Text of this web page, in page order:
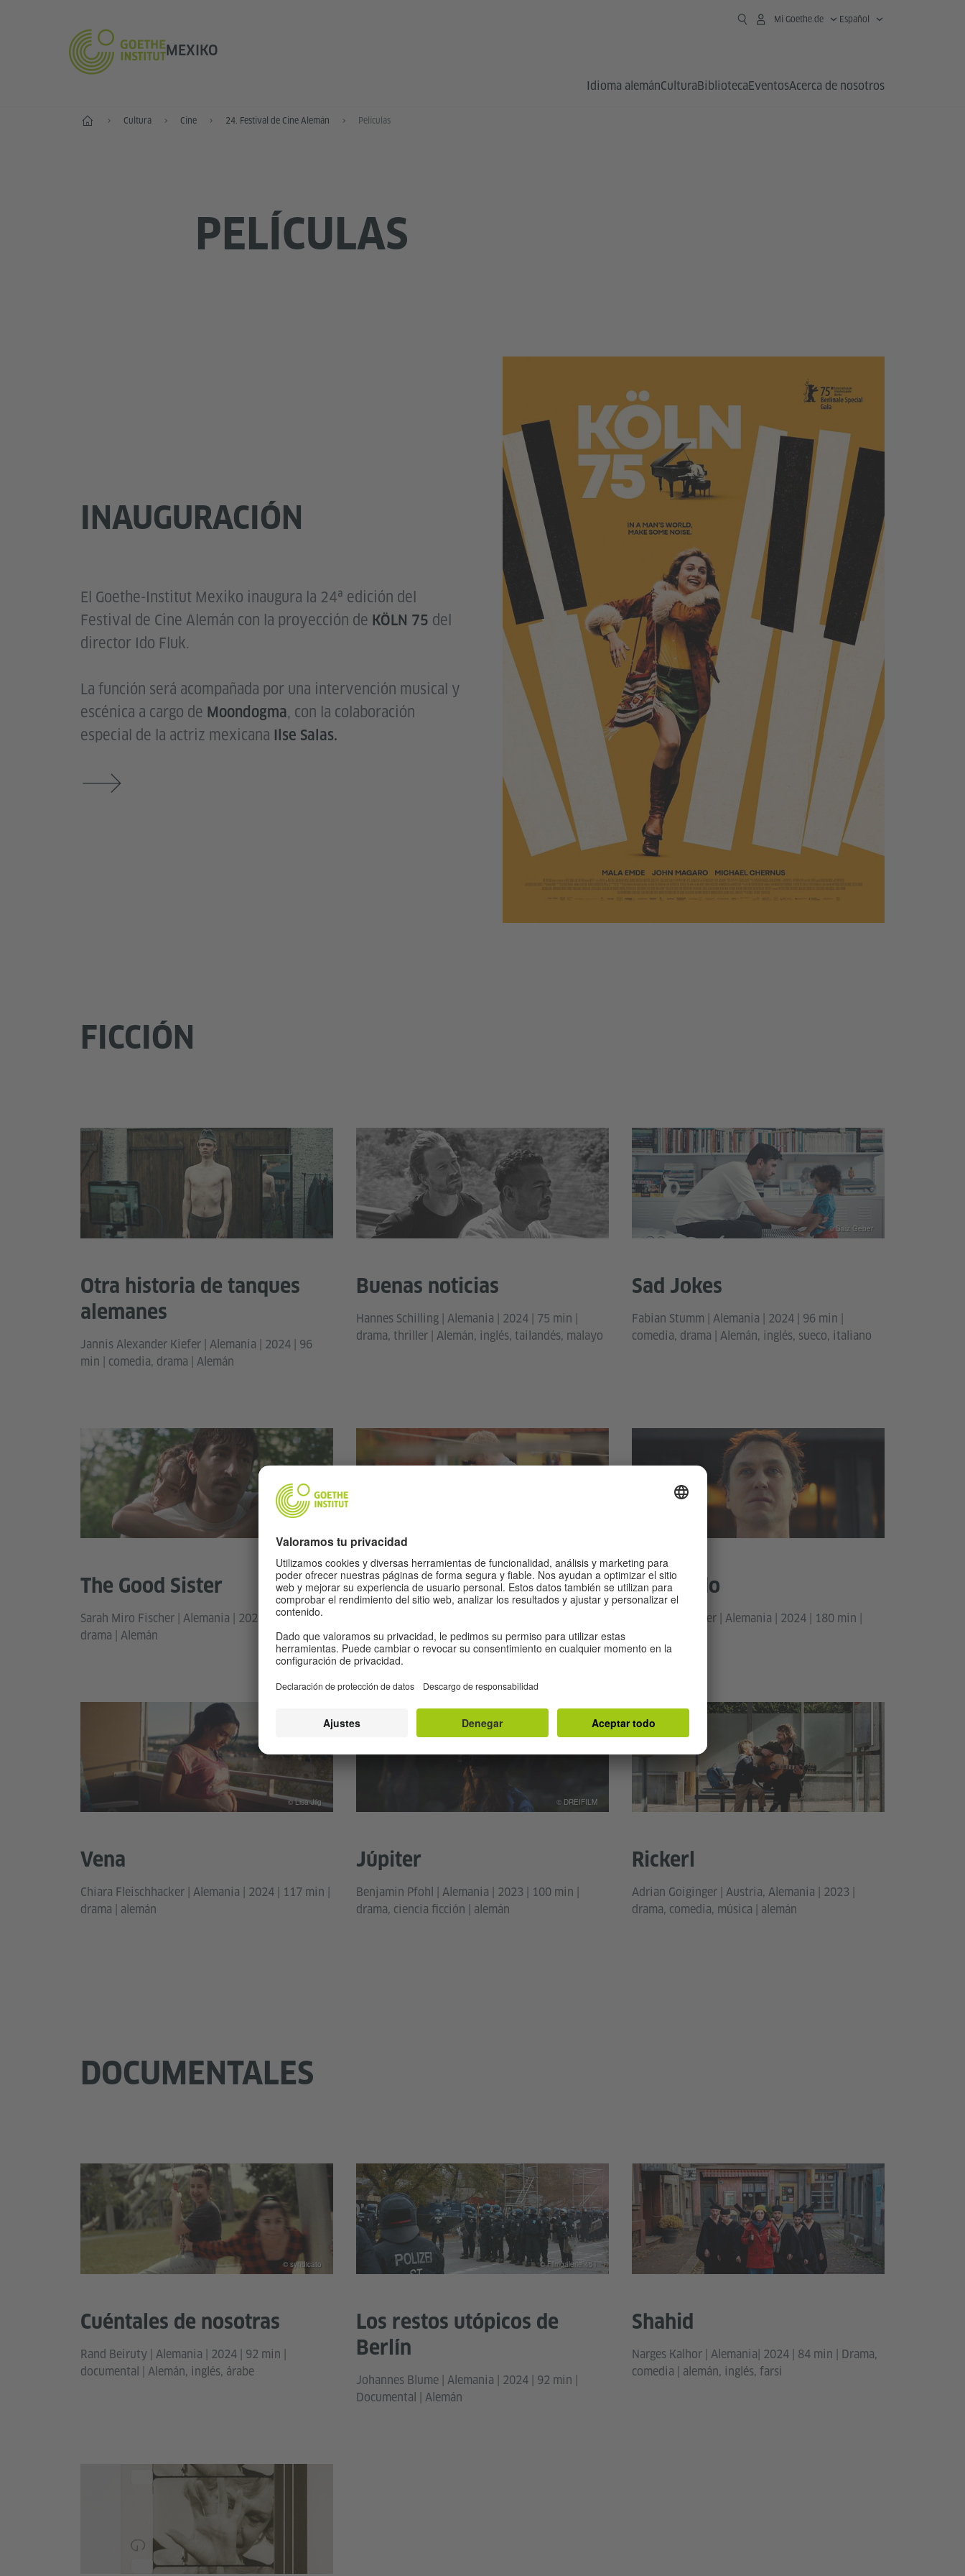
MEXIKO
Mi Goethe.de Español
Idioma alemánCulturaBibliotecaEventosAcerca de nosotros
Inicio Cultura Cine 24. Festival de Cine Alemán Películas
PELÍCULAS
INAUGURACIÓN
El Goethe-Institut Mexiko inaugura la 24ª edición del
Festival de Cine Alemán con la proyección de KÖLN 75 del
director Ido Fluk.
La función será acompañada por una intervención musical y
escénica a cargo de Moondogma, con la colaboración
especial de la actriz mexicana Ilse Salas.
FICCIÓN
Otra historia de tanques
alemanes
Jannis Alexander Kiefer | Alemania | 2024 | 96
min | comedia, drama | Alemán
Buenas noticias
Hannes Schilling | Alemania | 2024 | 75 min |
drama, thriller | Alemán, inglés, tailandés, malayo
Sad Jokes
Fabian Stumm | Alemania | 2024 | 96 min |
comedia, drama | Alemán, inglés, sueco, italiano
© Salz Geber
The Good Sister
Sarah Miro Fischer | Alemania | 2025 | 96 min |
drama | Alemán
De Hilda, con amor
drama | alemán
Muriendo
Matthias Glasner | Alemania | 2024 | 180 min |
Vena
Chiara Fleischhacker | Alemania | 2024 | 117 min |
drama | alemán
© Lisa Jilg
Júpiter
Benjamin Pfohl | Alemania | 2023 | 100 min |
drama, ciencia ficción | alemán
© DREIFILM
Rickerl
Adrian Goiginger | Austria, Alemania | 2023 |
drama, comedia, música | alemán
DOCUMENTALES
Cuéntales de nosotras
Rand Beiruty | Alemania | 2024 | 92 min |
documental | Alemán, inglés, árabe
© syndicato
Los restos utópicos de
Berlín
Johannes Blume | Alemania | 2024 | 92 min |
Documental | Alemán
© Filmgalerie 451
Shahid
Narges Kalhor | Alemania| 2024 | 84 min | Drama,
comedia | alemán, inglés, farsi